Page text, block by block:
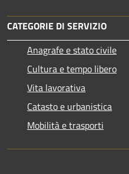
CATEGORIE DI SERVIZIO
Anagrafe e stato civile
Cultura e tempo libero
Vita lavorativa
Catasto e urbanistica
Mobilità e trasporti